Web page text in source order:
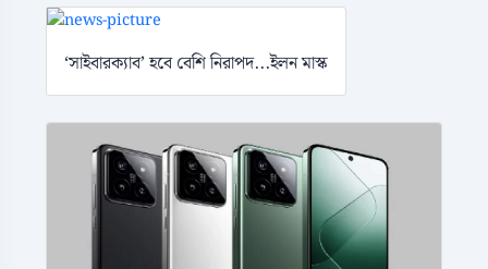
‘সাইবারক্যাব’ হবে বেশি নিরাপদ...ইলন মাস্ক